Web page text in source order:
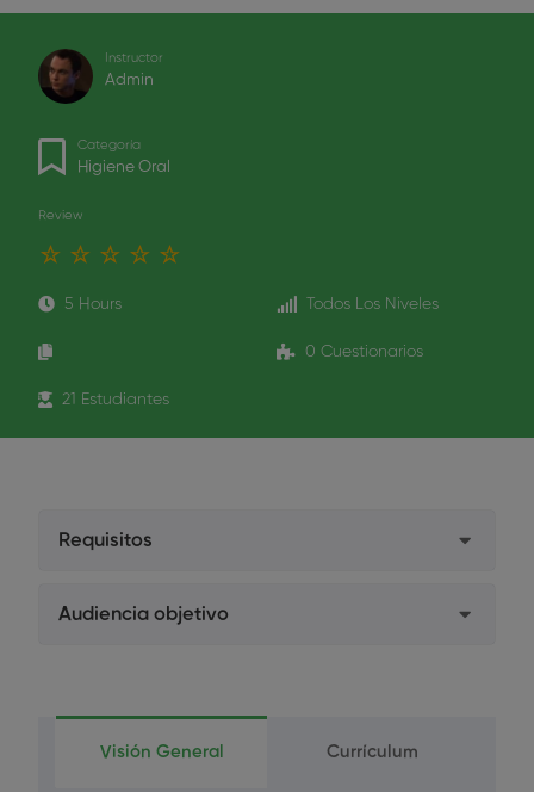
Instructor
Admin
Categoría
Higiene Oral
Review
5 Hours Todos Los Niveles
0 Cuestionarios
21 Estudiantes
Requisitos
Profesionales de Higienistas Dentales de Galicia
Audiencia objetivo
Visión General Currículum